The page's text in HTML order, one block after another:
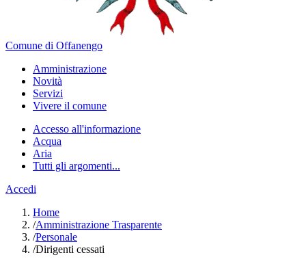
Comune di Offanengo
Amministrazione
Novità
Servizi
Vivere il comune
Accesso all'informazione
Acqua
Aria
Tutti gli argomenti...
Accedi
Home
/Amministrazione Trasparente
/Personale
/Dirigenti cessati